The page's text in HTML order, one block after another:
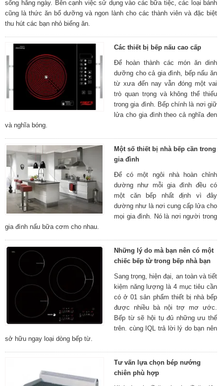
sống hằng ngày. Bên cạnh việc sử dụng vào các bữa tiệc, các loại bánh
cũng là thức ăn bổ dưỡng và ngon lành cho các thành viên và đặc biệt
thu hút các bạn nhỏ biếng ăn.
Các thiết bị bếp nấu cao cấp
Để hoàn thành các món ăn dinh
dưỡng cho cả gia đình, bếp nấu ăn
từ xưa đến nay vẫn đóng một vai
trò quan trọng và không thể thiếu
trong gia đình. Bếp chính là nơi giữ
lửa cho gia đình theo cả nghĩa đen
và nghĩa bóng.
Một số thiết bị nhà bếp cần trong
gia đình
Để có một ngôi nhà hoàn chỉnh
dường như mỗi gia đình đều có
một căn bếp nhất định vì đây
dường như là nơi cung cấp lửa cho
mọi gia đình. Nó là nơi người trong
gia đình nấu bữa cơm cho nhau.
Những lý do mà bạn nên có một
chiếc bếp từ trong bếp nhà bạn
Sang trọng, hiện đại, an toàn và tiết
kiệm năng lượng là 4 mục tiêu cần
có ở 01 sản phẩm thiết bị nhà bếp
được nhiều bà nội trợ mơ ước.
Bếp từ sẽ hội tụ đủ những ưu thế
trên. cùng IQL trả lời lý do bạn nên
sở hữu ngay loại dòng bếp từ.
Tư vấn lựa chọn bép nướng
chiên phù hợp